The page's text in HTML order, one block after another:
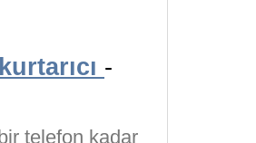
-
telefon kadar